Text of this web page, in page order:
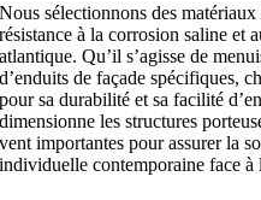
Nous sélectionnons des
résistance à la corrosion saline et
atlantique. Qu’il s’agisse de
d’enduits de façade spécifiques,
pour sa durabilité et sa facilité
dimensionne les structures
vent importantes pour assurer la
individuelle contemporaine face à